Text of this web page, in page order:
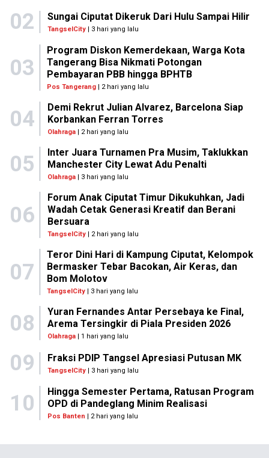
02 Sungai Ciputat Dikeruk Dari Hulu Sampai Hilir
TangselCity | 3 hari yang lalu
03
Program Diskon Kemerdekaan, Warga Kota
Tangerang Bisa Nikmati Potongan
Pembayaran PBB hingga BPHTB
Pos Tangerang | 2 hari yang lalu
04
Demi Rekrut Julian Alvarez, Barcelona Siap
Korbankan Ferran Torres
Olahraga| 2 hari yang lalu
05
Inter Juara Turnamen Pra Musim, Taklukkan
Manchester City Lewat Adu Penalti
Olahraga| 3 hari yang lalu
06
Forum Anak Ciputat Timur Dikukuhkan, Jadi
Wadah Cetak Generasi Kreatif dan Berani
Bersuara
TangselCity| 2 hari yang lalu
07
Teror Dini Hari di Kampung Ciputat, Kelompok
Bermasker Tebar Bacokan, Air Keras, dan
Bom Molotov
TangselCity | 3 hari yang lalu
08
Yuran Fernandes Antar Persebaya ke Final,
Arema Tersingkir di Piala Presiden 2026
Olahraga| 1 hari yang lalu
09 Fraksi PDIP Tangsel Apresiasi Putusan MK
TangselCity | 3 hari yang lalu
10
Hingga Semester Pertama, Ratusan Program
OPD di Pandeglang Minim Realisasi
Pos Banten | 2 hari yang lalu